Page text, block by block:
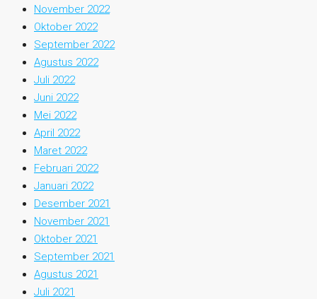
November 2022
Oktober 2022
September 2022
Agustus 2022
Juli 2022
Juni 2022
Mei 2022
April 2022
Maret 2022
Februari 2022
Januari 2022
Desember 2021
November 2021
Oktober 2021
September 2021
Agustus 2021
Juli 2021